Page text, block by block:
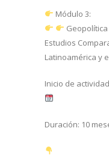
Módulo 3:
Estudios
Latinoamérica y
Inicio de
Duración: 10